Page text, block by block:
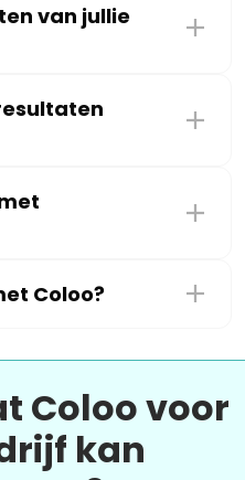
van jullie
Coloo?
Coloo voor
kan